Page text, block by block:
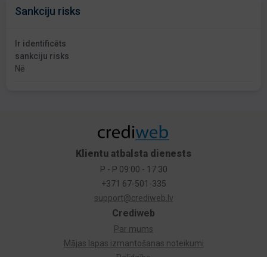
Sankciju risks
Ir identificēts
sankciju risks
Nē
Crediweb
Par mums
Mājas lapas izmantošanas noteikumi
Klientu atbalsta dienests
P - P 09:00 - 17:30
+371 67-501-335
support@crediweb.lv